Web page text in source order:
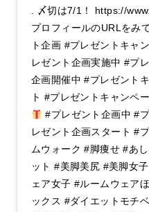
. 〆切は7/1！ https://
プロフィールのURLをみ
ト企画 #プレゼントキャ
レゼント企画実施中 #プ
企画開催中 #プレゼント
ト #プレゼントキャンペ
#プレゼント企画中 #
レゼント企画スタート #
ムウォーク #脚痩せ #あ
ット #美脚美尻 #美脚女
ェア女子 #ルームウェア
ックス #ダイエットモチ